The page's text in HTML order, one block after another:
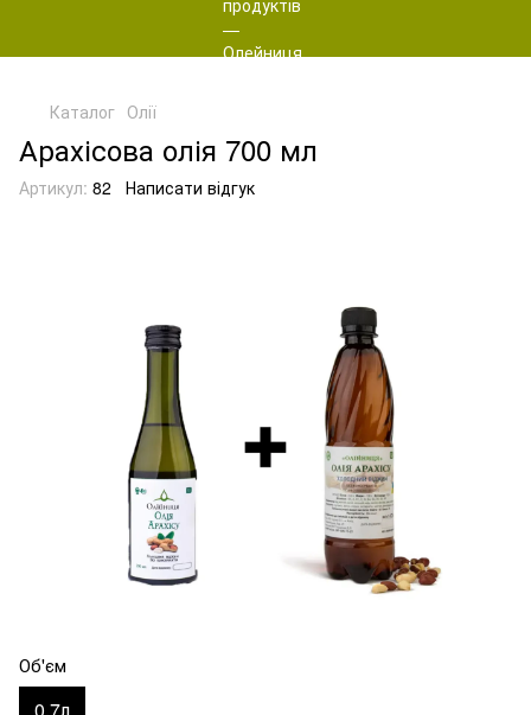
Каталог Олії
Арахісова олія 700 мл
Артикул: 82 Написати відгук
Об'єм
0.7л